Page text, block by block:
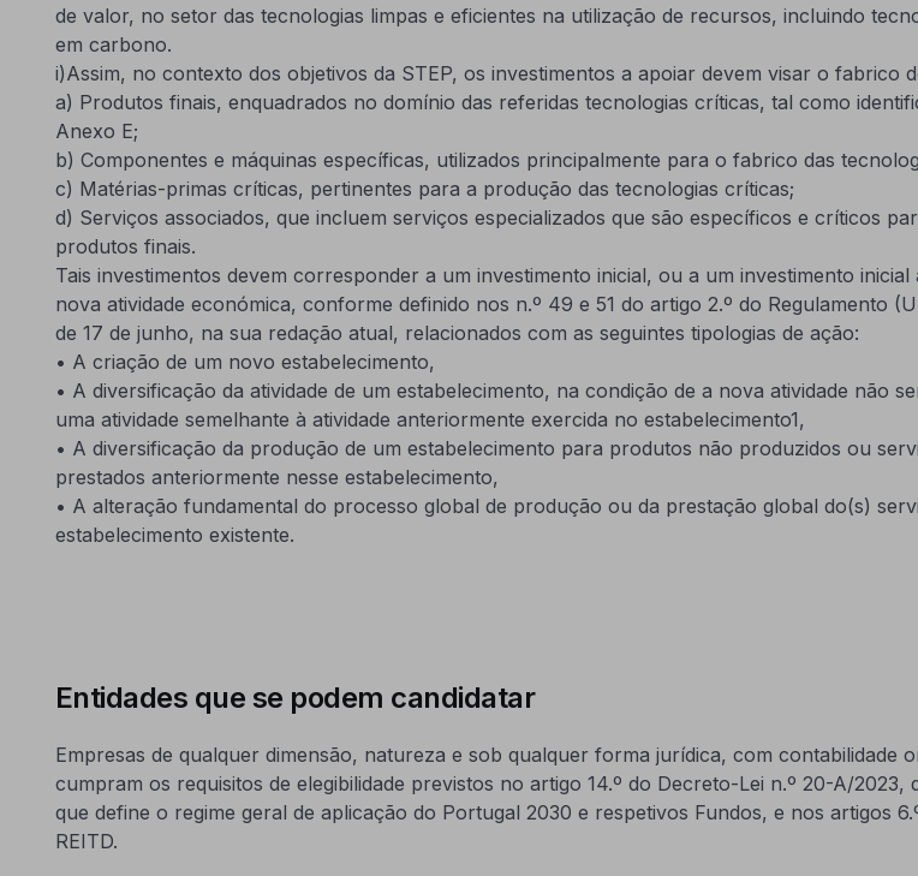
de valor, no setor das tecnologias limpas e eficientes na utilização de recursos, incluindo
em carbono.
i)Assim, no contexto dos objetivos da STEP, os investimentos a apoiar devem visar o fabrico
a) Produtos finais, enquadrados no domínio das referidas tecnologias críticas, tal como
Anexo E;
b) Componentes e máquinas específicas, utilizados principalmente para o fabrico das
c) Matérias-primas críticas, pertinentes para a produção das tecnologias críticas;
d) Serviços associados, que incluem serviços especializados que são específicos e críticos
produtos finais.
Tais investimentos devem corresponder a um investimento inicial, ou a um investimento
nova atividade económica, conforme definido nos n.º 49 e 51 do artigo 2.º do Regulamento
de 17 de junho, na sua redação atual, relacionados com as seguintes tipologias de ação:
• A criação de um novo estabelecimento,
• A diversificação da atividade de um estabelecimento, na condição de a nova atividade não
uma atividade semelhante à atividade anteriormente exercida no estabelecimento1,
• A diversificação da produção de um estabelecimento para produtos não produzidos ou
prestados anteriormente nesse estabelecimento,
• A alteração fundamental do processo global de produção ou da prestação global do(s)
estabelecimento existente.
Entidades que se podem candidatar
Empresas de qualquer dimensão, natureza e sob qualquer forma jurídica, com contabilidade
cumpram os requisitos de elegibilidade previstos no artigo 14.º do Decreto-Lei n.º 20-A/2023,
que define o regime geral de aplicação do Portugal 2030 e respetivos Fundos, e nos artigos
REITD.